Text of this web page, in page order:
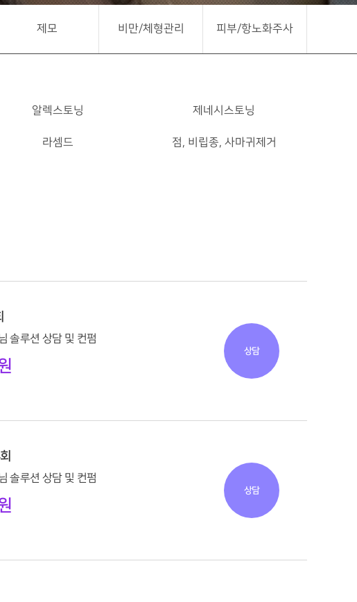
제모 비만/체형관리 피부/항노화주사
알렉스토닝 제네시스토닝
라셈드 점, 비립종, 사마귀제거
솔루션 상담 및 컨펌
상담
솔루션 상담 및 컨펌
상담